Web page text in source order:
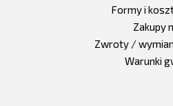
Formy i
Zakupy
Zwroty /
Warunki